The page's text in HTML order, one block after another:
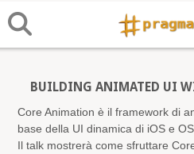
BUILDING ANIMATED UI
Core Animation è il framework di
base della UI dinamica di iOS e OS
Il talk mostrerà come sfruttare